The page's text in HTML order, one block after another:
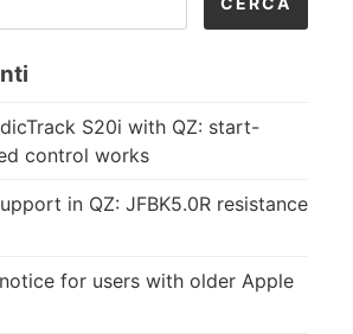
S20i with QZ: start-
control works
in QZ: JFBK5.0R resistance
for users with older Apple